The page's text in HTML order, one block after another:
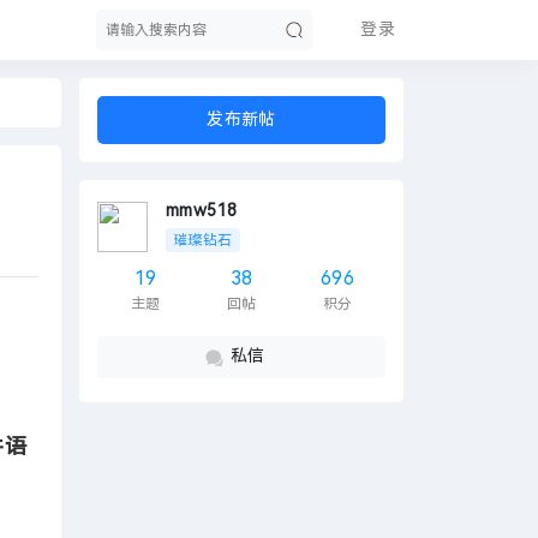
登录
发布新帖
mmw518
璀璨钻石
19
主题
38
回帖
696
积分
私信
语